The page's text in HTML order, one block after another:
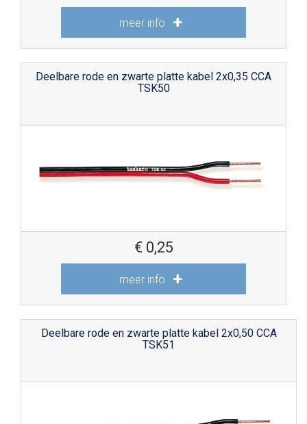
meer info
Deelbare rode en zwarte platte kabel 2x0,35 CCA
TSK50
€ 0,25
meer info
Deelbare rode en zwarte platte kabel 2x0,50 CCA
TSK51